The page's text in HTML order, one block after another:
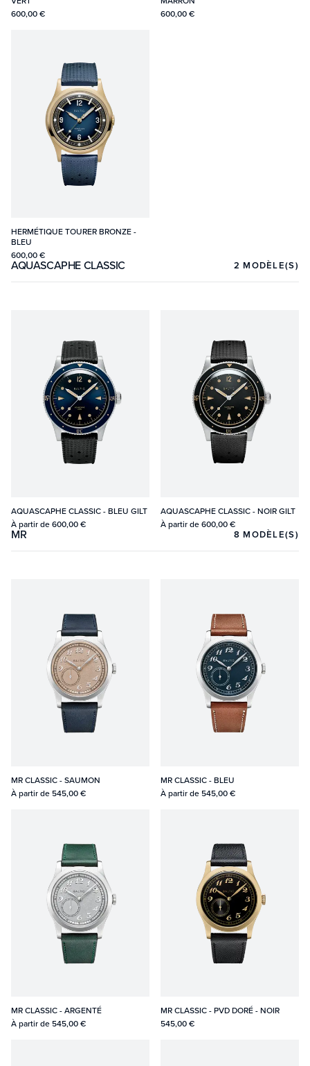
600,00 €
600,00 €
HERMÉTIQUE TOURER BRONZE -
BLEU
600,00 €
AQUASCAPHE CLASSIC 2 MODÈLE(S)
AQUASCAPHE CLASSIC - BLEU GILT
À partir de600,00 €
AQUASCAPHE CLASSIC - NOIR GILT
À partir de600,00 €
MR 8 MODÈLE(S)
MR CLASSIC - SAUMON
À partir de 545,00 €
MR CLASSIC - BLEU
À partir de 545,00 €
MR CLASSIC - ARGENTÉ
À partir de 545,00 €
MR CLASSIC - PVD DORÉ - NOIR
545,00 €